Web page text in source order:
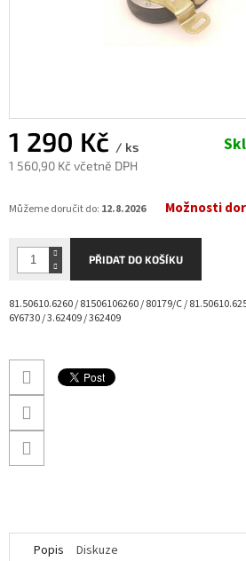
1 290 Kč / ks
1 560,90 Kč včetně DPH
cena:
Můžeme doručit do: 12.8.2026 Možnosti
PŘIDAT DO KOŠÍKU
81.50610.6260 / 81506106260 / 80179/C /
6Y6730 / 3.62409 / 362409
Popis Diskuze